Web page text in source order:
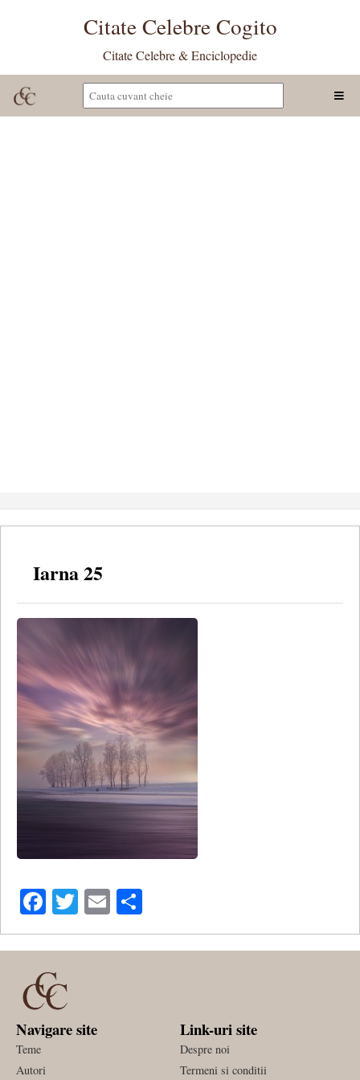
Citate Celebre Cogito
Citate Celebre & Enciclopedie
Iarna 25
Facebook
Twitter
Email
Navigare site
Teme
Autori
Link-uri site
Despre noi
Termeni si conditii